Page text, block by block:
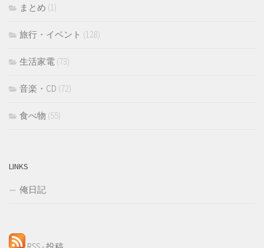
まとめ (1)
旅行・イベント (128)
生活家電 (73)
音楽・CD (72)
食べ物 (55)
LINKS
俺日記